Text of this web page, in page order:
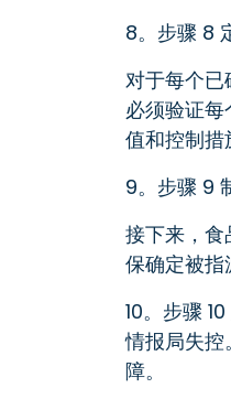
8。步骤 8
对于每个已
必须验证
值和控制措
9。步骤 9
接下来，
保确定被指
10。步骤
情报局失
障。